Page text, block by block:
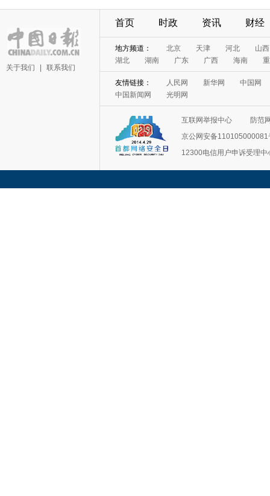
关于我们 联系我们
首页 时政 资讯 财经
地方频道： 北京 天津 河北
山西
湖北
湖南 广东 广西 海南
友情链接： 人民网 新华网
中国网
中国新闻网
光明网
互联网举报中心
防范
京公网安备110105000081
12300电信用户申诉受理中